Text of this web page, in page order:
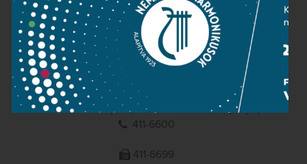
NEMZETI
FILHARMONIKUSOK
1095 Budapest, Komor Marcell u. 1. (Müpa)
411-6600
411-6699